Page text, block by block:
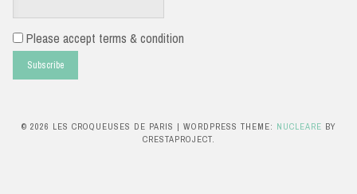
Please accept terms & condition
© 2026 LES CROQUEUSES DE PARIS | WORDPRESS THEME: NUCLEARE BY
CRESTAPROJECT.